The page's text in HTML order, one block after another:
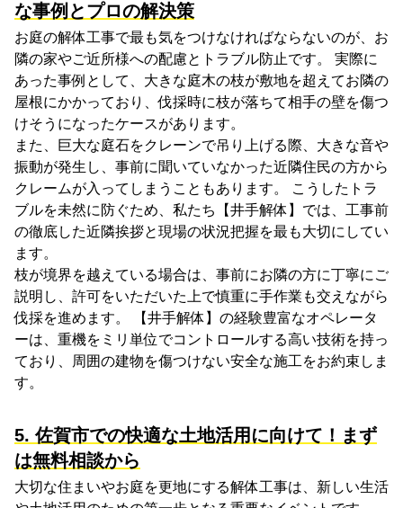
な事例とプロの解決策
お庭の解体工事で最も気をつけなければならないのが、お
隣の家やご近所様への配慮とトラブル防止です。 実際に
あった事例として、大きな庭木の枝が敷地を超えてお隣の
屋根にかかっており、伐採時に枝が落ちて相手の壁を傷つ
けそうになったケースがあります。
また、巨大な庭石をクレーンで吊り上げる際、大きな音や
振動が発生し、事前に聞いていなかった近隣住民の方から
クレームが入ってしまうこともあります。 こうしたトラ
ブルを未然に防ぐため、私たち【井手解体】では、工事前
の徹底した近隣挨拶と現場の状況把握を最も大切にしてい
ます。
枝が境界を越えている場合は、事前にお隣の方に丁寧にご
説明し、許可をいただいた上で慎重に手作業も交えながら
伐採を進めます。 【井手解体】の経験豊富なオペレータ
ーは、重機をミリ単位でコントロールする高い技術を持っ
ており、周囲の建物を傷つけない安全な施工をお約束しま
す。
5. 佐賀市での快適な土地活用に向けて！まず
は無料相談から
大切な住まいやお庭を更地にする解体工事は、新しい生活